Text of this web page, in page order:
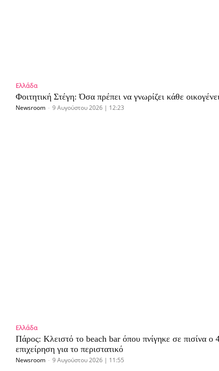
Ελλάδα
Φοιτητική Στέγη: Όσα πρέπει να γνωρίζει κάθε
Newsroom - 9 Αυγούστου 2026 | 12:23
Ελλάδα
Πάρος: Κλειστό το beach bar όπου πνίγηκε σε πισίνα ο
επιχείρηση για το περιστατικό
Newsroom - 9 Αυγούστου 2026 | 11:55